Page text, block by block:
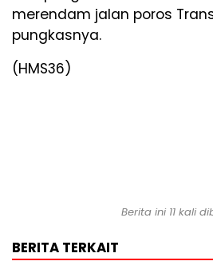
merendam jalan poros
pungkasnya.
(HMS36)
Berita ini 11 kali
BERITA TERKAIT